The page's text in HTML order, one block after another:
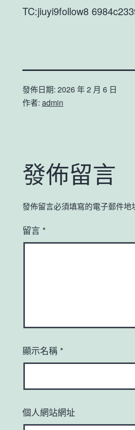
TC:jiuyi9follow8
發佈日期: 2026 年 2 月 6 日
作者: admin
發佈留言
發佈留言必須填寫的電子郵件地
留言 *
顯示名稱 *
個人網站網址